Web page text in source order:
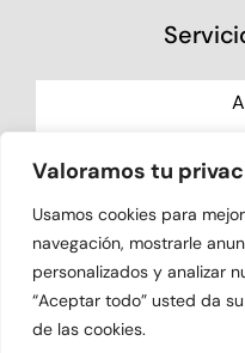
Valoramos tu
Usamos cookies para
navegación, mostrarle
personalizados y analizar
“Aceptar todo” usted da
de las cookies.